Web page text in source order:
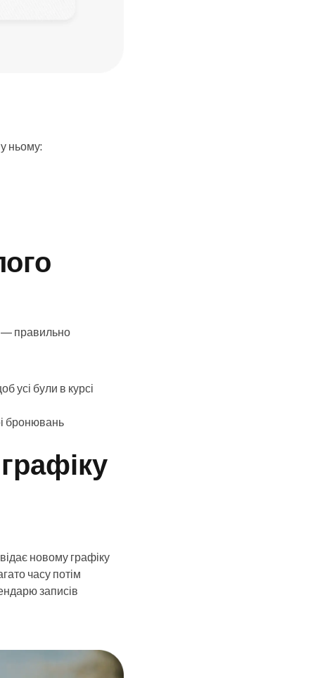
ньому:
— правильно
усі були в курсі
бронювань
новому графіку
часу потім
записів